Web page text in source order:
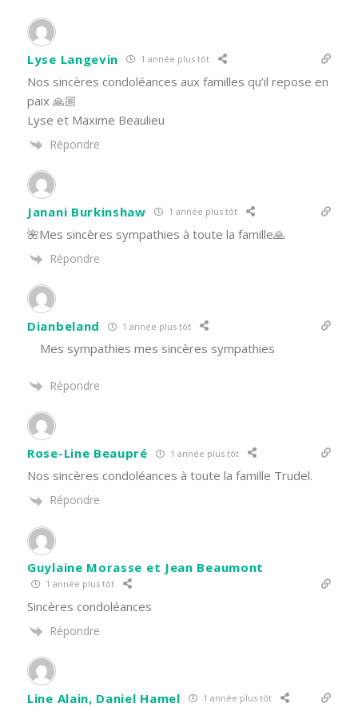
Lyse Langevin 1 année plus tôt
Nos sincères condoléances aux familles qu’il repose en
paix 🙏🏼
Lyse et Maxime Beaulieu
Répondre
Janani Burkinshaw 1 année plus tôt
🌺Mes sincères sympathies à toute la famille🙏
Répondre
Dianbeland 1 année plus tôt
Mes sympathies mes sincères sympathies
Répondre
Rose-Line Beaupré 1 année plus tôt
Nos sincères condoléances à toute la famille Trudel.
Répondre
Guylaine Morasse et Jean Beaumont
1 année plus tôt
Sincères condoléances
Répondre
Line Alain, Daniel Hamel 1 année plus tôt